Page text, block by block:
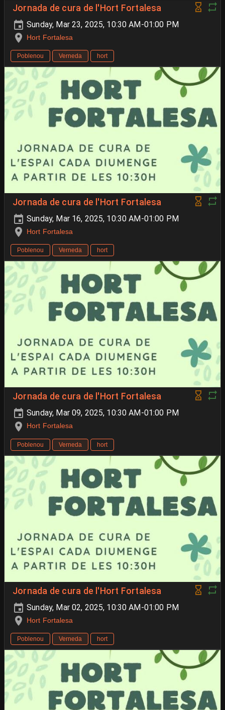
Jornada de cura de l'Hort Fortalesa
Sunday, Mar 23, 2025, 10:30 AM-01:00 PM
Hort Fortalesa
Poblenou Verneda hort
Jornada de cura de l'Hort Fortalesa
Sunday, Mar 16, 2025, 10:30 AM-01:00 PM
Hort Fortalesa
Poblenou Verneda hort
Jornada de cura de l'Hort Fortalesa
Sunday, Mar 09, 2025, 10:30 AM-01:00 PM
Hort Fortalesa
Poblenou Verneda hort
Jornada de cura de l'Hort Fortalesa
Sunday, Mar 02, 2025, 10:30 AM-01:00 PM
Hort Fortalesa
Poblenou Verneda hort